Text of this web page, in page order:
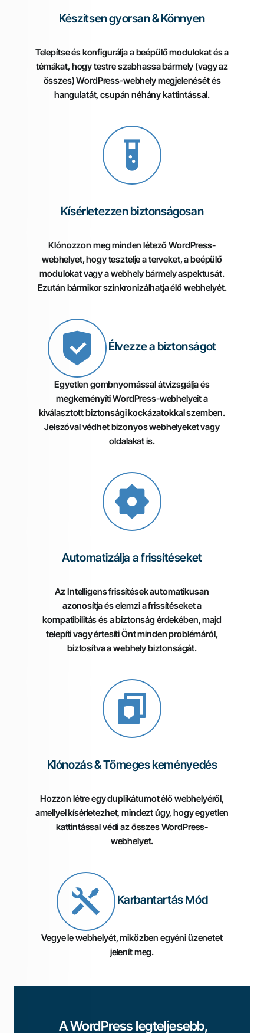
Készítsen gyorsan & Könnyen
Telepítse és konfigurálja a beépülő modulokat és a
témákat, hogy testre szabhassa bármely (vagy az
összes) WordPress-webhely megjelenését és
hangulatát, csupán néhány kattintással.
Kísérletezzen biztonságosan
Klónozzon meg minden létező WordPress-
webhelyet, hogy tesztelje a terveket, a beépülő
modulokat vagy a webhely bármely aspektusát.
Ezután bármikor szinkronizálhatja élő webhelyét.
Élvezze a biztonságot
Egyetlen gombnyomással átvizsgálja és
megkeményíti WordPress-webhelyeit a
kiválasztott biztonsági kockázatokkal szemben.
Jelszóval védhet bizonyos webhelyeket vagy
oldalakat is.
Automatizálja a frissítéseket
Az Intelligens frissítések automatikusan
azonosítja és elemzi a frissítéseket a
kompatibilitás és a biztonság érdekében, majd
telepíti vagy értesíti Önt minden problémáról,
biztosítva a webhely biztonságát.
Klónozás & Tömeges keményedés
Hozzon létre egy duplikátumot élő webhelyéről,
amellyel kísérletezhet, mindezt úgy, hogy egyetlen
kattintással védi az összes WordPress-
webhelyet.
Karbantartás Mód
Vegye le webhelyét, miközben egyéni üzenetet
jelenít meg.
A WordPress legteljesebb,